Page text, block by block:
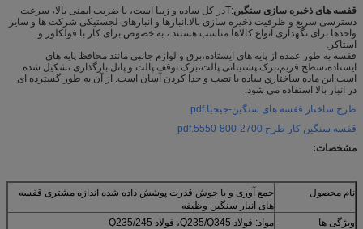
قفسه های ذخیره سازی سنگین:T در کل ساده و زیبا است، با ضریب ایمنی بالا، سرعت
دسترسی سریع و ظرفیت ذخیره سازی بالا.انبارها و انبارهای لجستیکی شرکت ها و سایر
واحدها برای نگهداری انواع کالاها مناسب هستند.، به خصوص برای کار با فولکلور و
استاکر.
قفسه به طور عمده از پایه های ایستاده،برق و لوازم جانبی مانند محافظ پایه های
ایستاده،سطح فریم،برک پشتیبانی پالت،برک توقف پالت و پانل بارگذاری تشکیل شده
است.اين ماده ساختاري ساده با نصب و جدا کردن آسان است. از آن به طور گسترده ای
در انبار بالا استفاده می شود.
طرح ساختار قفسه های سنگین-جیجیا.pdf
قفسه سنگین کار طرح 2700-800-5550.pdf
مشخصات:
نام محصول
جمع آوری و یا جوش قدرت پوشش داده شده اندازه مشتری قفسه
های انبار سنگین وظیفه
ویژگی ها
مواد: فولاد Q235/Q345، فولاد Q235/245